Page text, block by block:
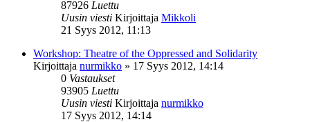
87926 Luettu
Uusin viesti Kirjoittaja Mikkoli
21 Syys 2012, 11:13
Workshop: Theatre of the Oppressed and Solidarity
Kirjoittaja nurmikko » 17 Syys 2012, 14:14
0 Vastaukset
93905 Luettu
Uusin viesti Kirjoittaja nurmikko
17 Syys 2012, 14:14